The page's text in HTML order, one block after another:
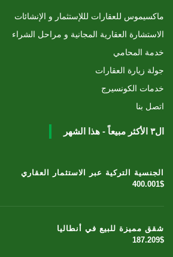
ماكسيموس للعقارات لللإستثمار و الإنشائات
الاستشارة العقارية المجانية و مراحل الشراء
خدمة المحامي
جولة زيارة العقارات
خدمات الكونسيرج
اتصل بنا
ال٣ الأكثر مبيعاً - هذا الشهر
الجنسية التركية عبر الاستثمار العقاري
400.001$
شقق مميزة للبيع في أنطاليا
187.209$